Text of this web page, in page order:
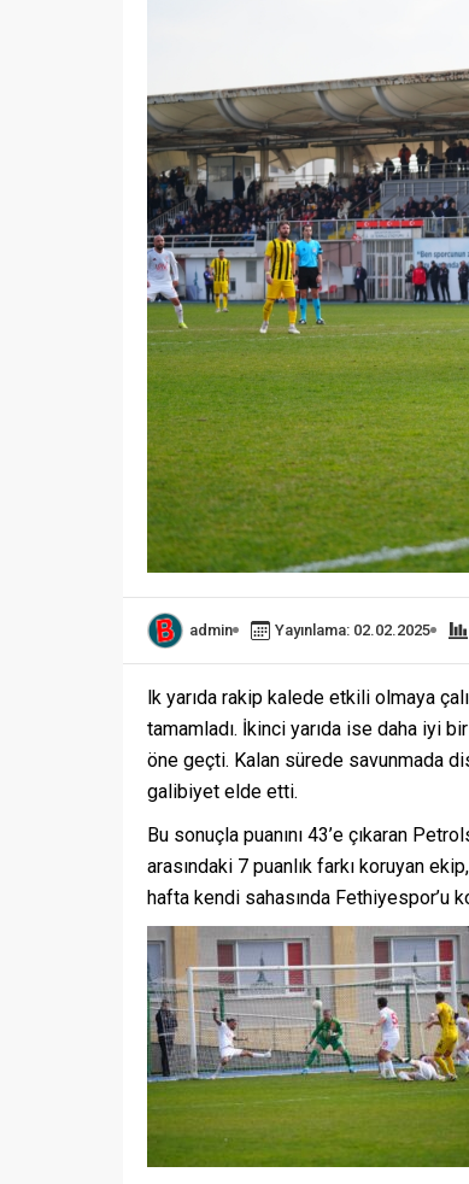
admin Yayınlama: 02.02.2025
lk yarıda rakip kalede etkili olmaya
tamamladı. İkinci yarıda ise daha iyi
öne geçti. Kalan sürede savunmada
galibiyet elde etti.
Bu sonuçla puanını 43’e çıkaran
arasındaki 7 puanlık farkı koruyan
hafta kendi sahasında Fethiyespor’u